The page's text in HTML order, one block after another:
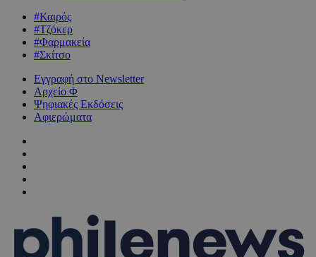
#Καιρός
#Τζόκερ
#Φαρμακεία
#Σκίτσο
Εγγραφή στο Newsletter
Αρχείο Φ
Ψηφιακές Εκδόσεις
Αφιερώματα